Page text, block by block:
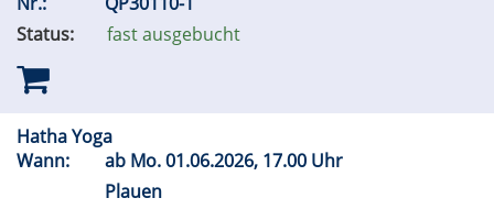
Status:
fast ausgebucht
Hatha Yoga
Wann:
ab Mo.01.06.2026, 17.00 Uhr
Plauen